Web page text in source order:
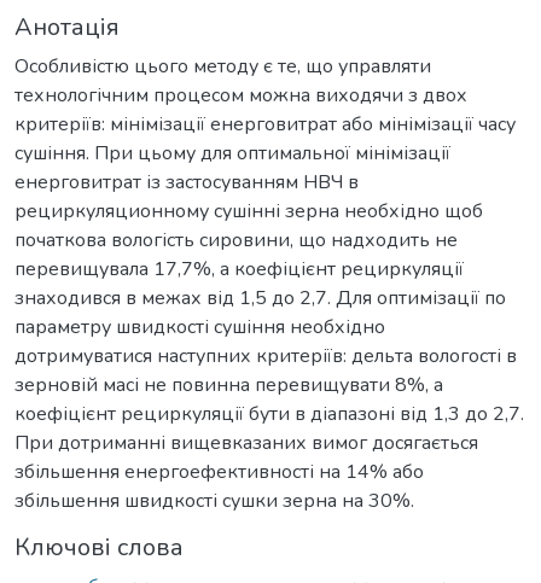
Анотація
Особливістю цього методу є те, що управляти
технологічним процесом можна виходячи з двох
критеріїв: мінімізації енерговитрат або мінімізації часу
сушіння. При цьому для оптимальної мінімізації
енерговитрат із застосуванням НВЧ в
рециркуляционному сушінні зерна необхідно щоб
початкова вологість сировини, що надходить не
перевищувала 17,7%, а коефіцієнт рециркуляції
знаходився в межах від 1,5 до 2,7. Для оптимізації по
параметру швидкості сушіння необхідно
дотримуватися наступних критеріїв: дельта вологості в
зерновій масі не повинна перевищувати 8%, а
коефіцієнт рециркуляції бути в діапазоні від 1,3 до 2,7.
При дотриманні вищевказаних вимог досягається
збільшення енергоефективності на 14% або
збільшення швидкості сушки зерна на 30%.
Ключові слова